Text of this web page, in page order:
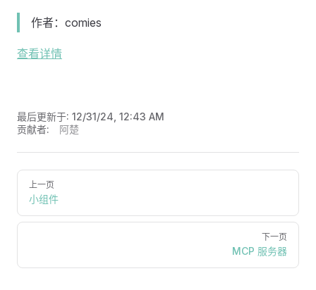
作者：comies
查看详情
最后更新于: 12/31/24, 12:43 AM
贡献者:
阿楚
上一页
小组件
下一页
MCP 服务器